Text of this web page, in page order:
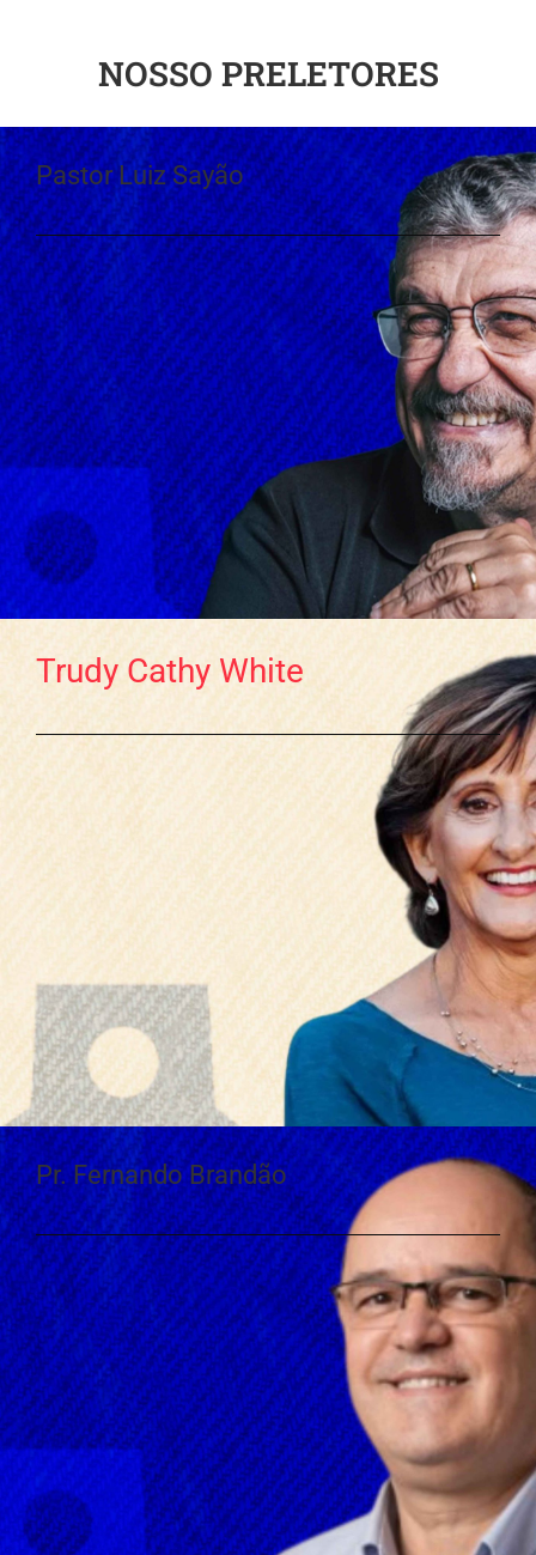
NOSSO PRELETORES
Pastor Luiz Sayão
Trudy Cathy White
Pr. Fernando Brandão